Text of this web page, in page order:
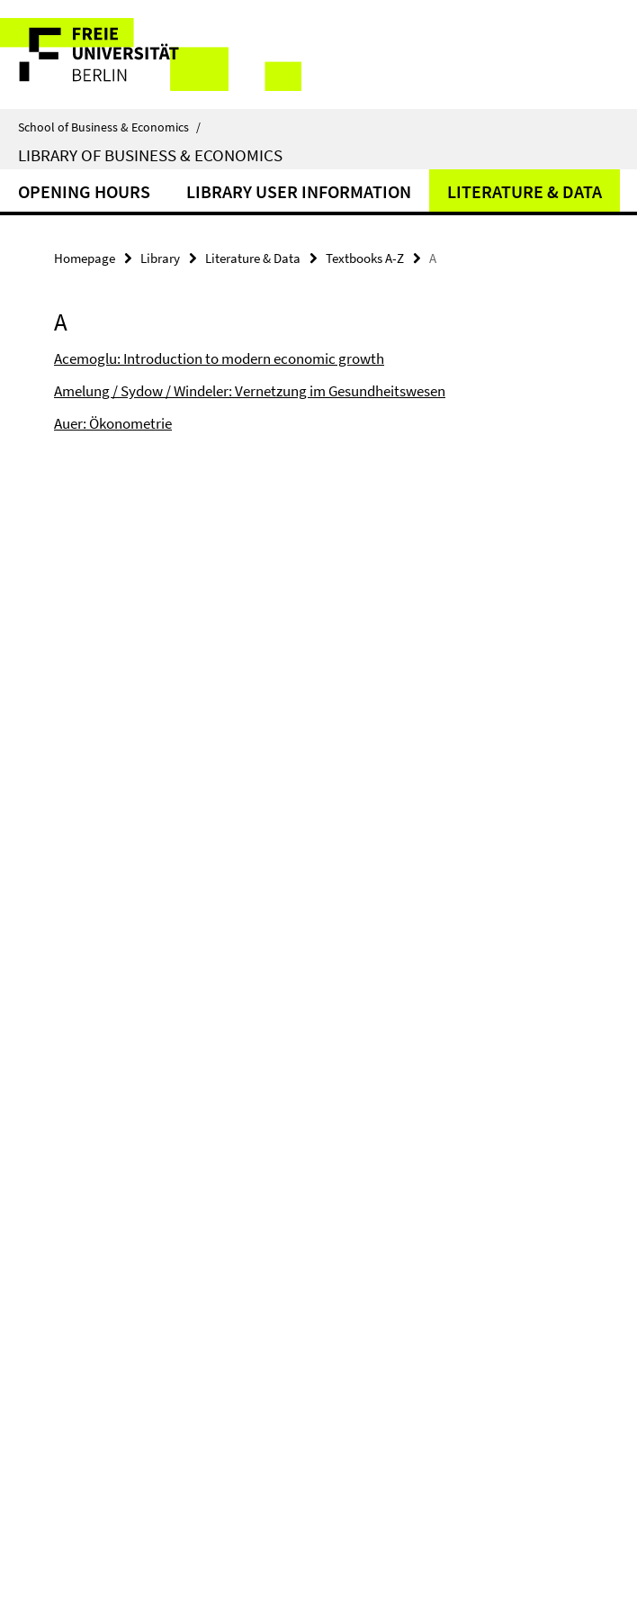
direkt
Inhalt
Service
Navigation
School of Business & Economics /
LIBRARY OF BUSINESS & ECONOMICS
OPENING HOURS LIBRARY USER INFORMATION LITERATURE & DATA
Homepage Library Literature & Data Textbooks A-Z A
A
Acemoglu: Introduction to modern economic growth
Amelung / Sydow / Windeler: Vernetzung im Gesundheitswesen
Auer: Ökonometrie